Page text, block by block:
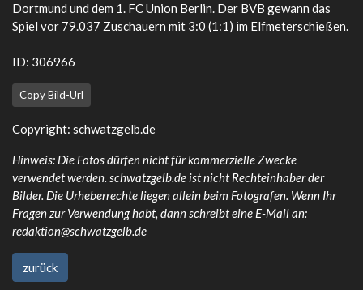
Dortmund und dem 1. FC Union Berlin. Der BVB gewann das
Spiel vor 79.037 Zuschauern mit 3:0 (1:1) im Elfmeterschießen.
ID: 306966
Copy Bild-Url
Copyright: schwatzgelb.de
Hinweis: Die Fotos dürfen nicht für kommerzielle Zwecke
verwendet werden. schwatzgelb.de ist nicht Rechteinhaber der
Bilder. Die Urheberrechte liegen allein beim Fotografen. Wenn Ihr
Fragen zur Verwendung habt, dann schreibt eine E-Mail an:
redaktion@schwatzgelb.de
zurück